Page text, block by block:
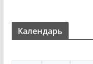
Календарь